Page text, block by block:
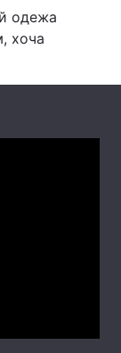
одежа
хоча